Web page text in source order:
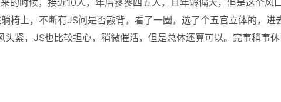
的时候，接近10人，年后寥寥四五人，且年龄偏大，但是这个风
椅上，不断有JS问是否敲背，看了一圈，选了个五官立体的，进
紧，JS也比较担心，稍微催活，但是总体还算可以。完事稍事休